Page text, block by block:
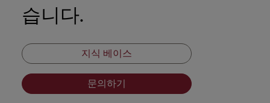
습니다.
지식 베이스
문의하기